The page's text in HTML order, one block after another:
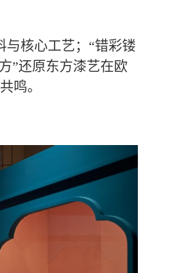
与核心工艺；“错彩镂
”还原东方漆艺在欧
鸣。